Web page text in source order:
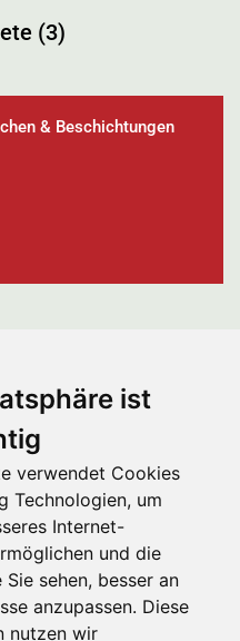
ist
verwendet Cookies
Technologien, um
Internet-
und die
Sie sehen, besser an
anzupassen. Diese
nutzen wir
(3)
& Beschichtungen
für